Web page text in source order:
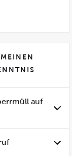
auf